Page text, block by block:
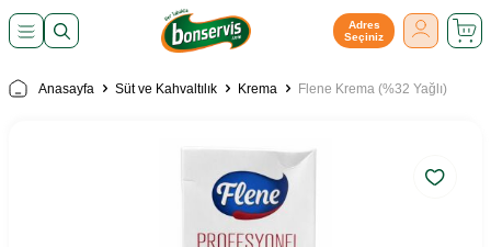
Adres
Seçiniz
Anasayfa Süt ve Kahvaltılık Krema Flene Krema (%32 Yağlı)